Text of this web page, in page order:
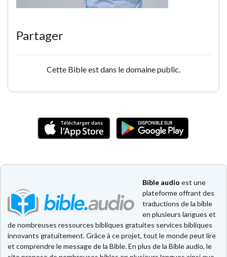
Partager
Cette Bible est dans le domaine public.
Bible audio est une
plateforme offrant des
traductions de la bible
en plusieurs langues et
de nombreuses ressources bibliques gratuites services bibliques
innovants gratuitement. Grâce à ce projet, tout le monde peut lire
et comprendre le message de la Bible. En plus de la Bible audio, le